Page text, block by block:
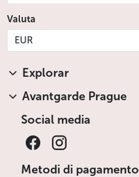
Valuta
EUR
Explorar
Avantgarde Prague
Social media
Metodi di pagamento